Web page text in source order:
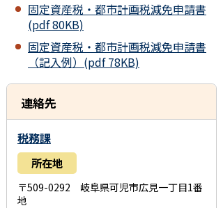
固定資産税・都市計画税減免申請書
(pdf 80KB)
固定資産税・都市計画税減免申請書
（記入例）(pdf 78KB)
連絡先
税務課
所在地
〒509-0292 岐阜県可児市広見一丁目1番
地